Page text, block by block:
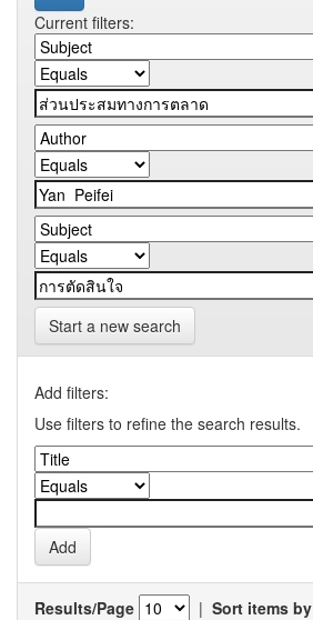
Current filters:
Start a new search
Add filters:
Use filters to refine the search results.
Results/Page | Sort items by